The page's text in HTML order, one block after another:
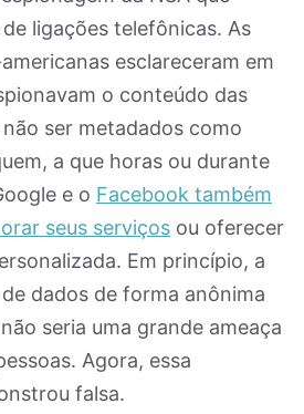
ligações telefônicas. As
esclareceram em
o conteúdo das
ser metadados como
a que horas ou durante
e o Facebook também
seus serviços ou oferecer
Em princípio, a
dados de forma anônima
seria uma grande ameaça
Agora, essa
falsa.